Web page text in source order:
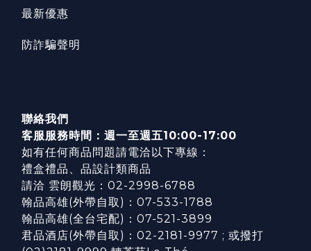
最新優惠
防詐騙聲明
聯絡我們
客服服務時間：週一至週五10:00-17:00
如有任何商品問題請電洽以下專線：
禮盒禮品、品設計類商品
請洽 雲朗觀光：02-2998-6788
翰品高雄(外帶自取)：07-533-1788
翰品高雄(全台宅配)：07-521-3899
君品酒店(外帶自取)：02-2181-9977 ; 或撥打